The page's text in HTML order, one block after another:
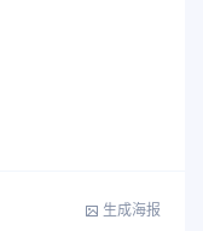
生成海报